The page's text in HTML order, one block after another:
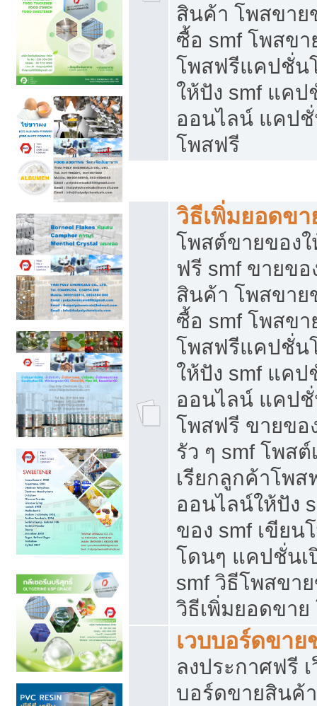
สินค้า โพสขาย
ซื้อ smf โพสข
โพสฟรีแคปชั่น
ให้ปัง smf แค
ออนไลน์ แคป
โพสฟรี
วิธีเพิ่มยอดข
โพสต์ขายของ
ฟรี smf ขายข
สินค้า โพสขาย
ซื้อ smf โพสข
โพสฟรีแคปชั่น
ให้ปัง smf แค
ออนไลน์ แคป
โพสฟรี ขายขอ
รัว ๆ smf โพส
เรียกลูกค้าโพส
ออนไลน์ให้ปัง
ของ smf เขียน
โดนๆ แคปชั่นเ
smf วิธีโพสขา
วิธีเพิ่มยอดขาย
เวบบอร์ดขา
ลงประกาศฟรี
บอร์ดขายสินค้